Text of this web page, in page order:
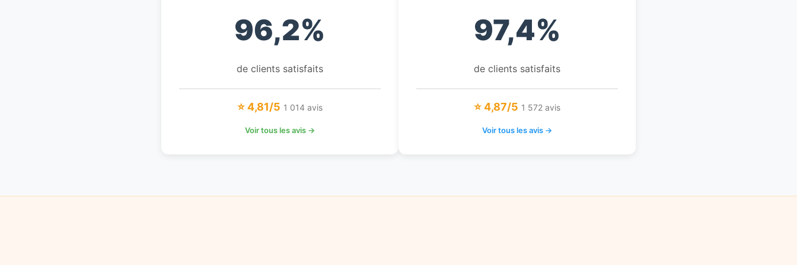
96,2%
de clients satisfaits
⭐ 4,81/5 1 014 avis
Voir tous les avis →
97,4%
de clients satisfaits
⭐ 4,87/5 1 572 avis
Voir tous les avis →